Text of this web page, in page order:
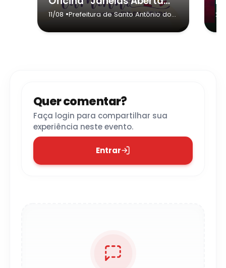
11/08 •Prefeitura de Santo Antônio do
Quer comentar?
Faça login para compartilhar sua
experiência neste evento.
Entrar